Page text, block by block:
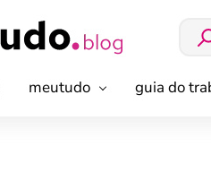
meutudo guia do